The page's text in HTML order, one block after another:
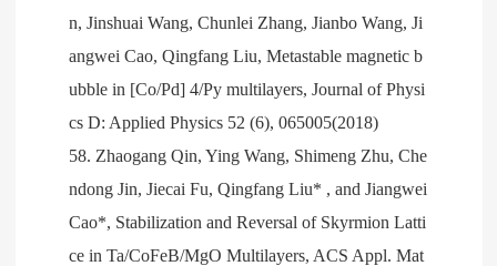
n, Jinshuai Wang, Chunlei Zhang, Jianbo Wang, Ji
angwei Cao, Qingfang Liu, Metastable magnetic b
ubble in [Co/Pd] 4/Py multilayers, Journal of Physi
cs D: Applied Physics 52 (6), 065005(2018)
58. Zhaogang Qin, Ying Wang, Shimeng Zhu, Che
ndong Jin, Jiecai Fu, Qingfang Liu* , and Jiangwei
Cao*, Stabilization and Reversal of Skyrmion Latti
ce in Ta/CoFeB/MgO Multilayers, ACS Appl. Mat